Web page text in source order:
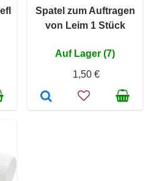
Spatel zum Auftragen
von Leim 1 Stück
Auf Lager (7)
1,50 €